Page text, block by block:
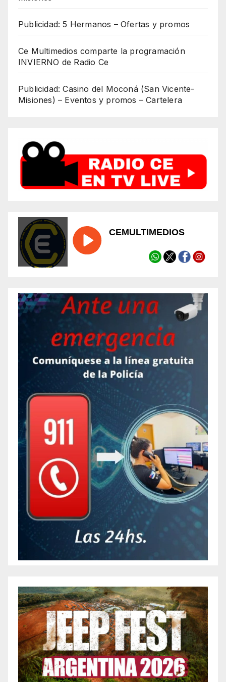
Publicidad: 5 Hermanos – Ofertas y promos
Ce Multimedios comparte la programación
INVIERNO de Radio Ce
Publicidad: Casino del Moconá (San Vicente-
Misiones) – Eventos y promos – Cartelera